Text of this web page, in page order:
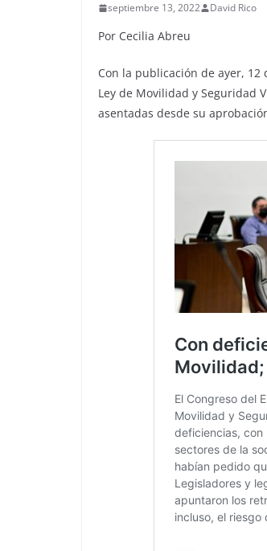
septiembre 13, 2022 David Rico
Por Cecilia Abreu
Con la publicación de ayer, 12
Ley de Movilidad y Seguridad
asentadas desde su